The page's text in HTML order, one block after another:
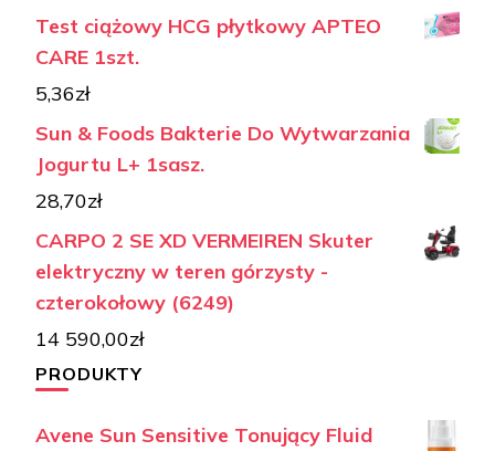
Test ciążowy HCG płytkowy APTEO
CARE 1szt.
5,36zł
Sun & Foods Bakterie Do Wytwarzania
Jogurtu L+ 1sasz.
28,70zł
CARPO 2 SE XD VERMEIREN Skuter
elektryczny w teren górzysty -
czterokołowy (6249)
14 590,00zł
PRODUKTY
Avene Sun Sensitive Tonujący Fluid